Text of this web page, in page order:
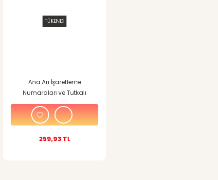
TÜKENDİ
Ana Arı İşaretleme
Numaraları ve Tutkalı
259,93 TL